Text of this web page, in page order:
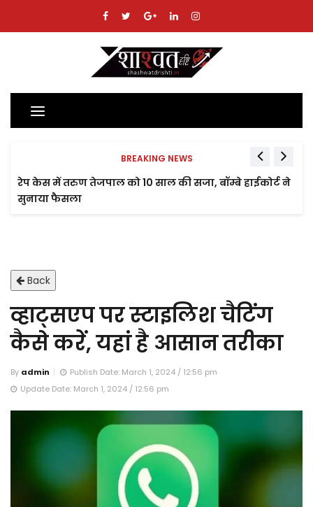
Toggle
navigation
BREAKING NEWS
रेप केस में तरुण तेजपाल को 10 साल की सजा, बॉम्बे हाईकोर्ट ने
सुनाया फैसला
Back
व्हाट्सएप पर स्टाइलिश चैटिंग
कैसे करें, यहां है आसान तरीका
By admin
Publish Date: March 1, 2024 / 12:56 pm
Update Date: March 1, 2024 / 12:56 pm